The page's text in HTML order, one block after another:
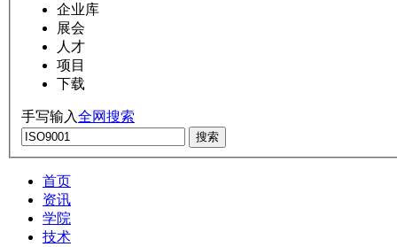
企业库
展会
人才
项目
下载
手写输入全网搜索
搜索
首页
资讯
学院
技术